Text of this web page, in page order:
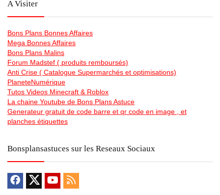
A Visiter
Bons Plans Bonnes Affaires
Mega Bonnes Affaires
Bons Plans Malins
Forum Madstef ( produits remboursés)
Anti Crise ( Catalogue Supermarchés et optimisations)
PlaneteNumérique
Tutos Videos Minecraft & Roblox
La chaine Youtube de Bons Plans Astuce
Generateur gratuit de code barre et qr code en image , et
planches étiquettes
Bonsplansastuces sur les Reseaux Sociaux